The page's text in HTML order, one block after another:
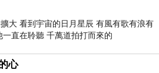
大 看到宇宙的日月星辰 有風有歌有浪有
直在聆聽 千萬道拍打而來的
心